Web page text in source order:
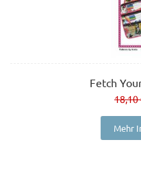
Fetch
18,10
Mehr